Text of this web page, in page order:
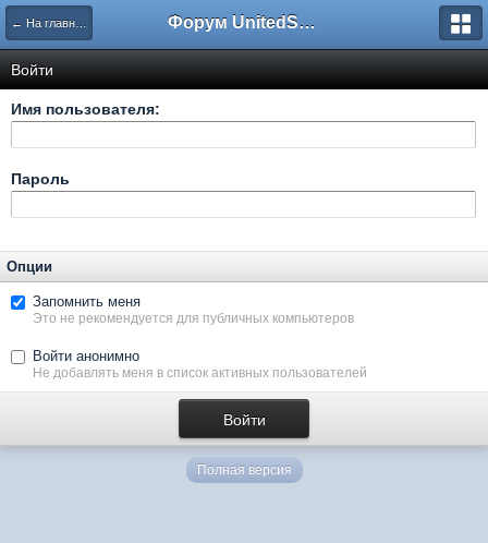
← На главную Форум UnitedSouth
Войти
Имя пользователя:
Пароль
Опции
Запомнить меня
Это не рекомендуется для публичных компьютеров
Войти анонимно
Не добавлять меня в список активных пользователей
Полная версия